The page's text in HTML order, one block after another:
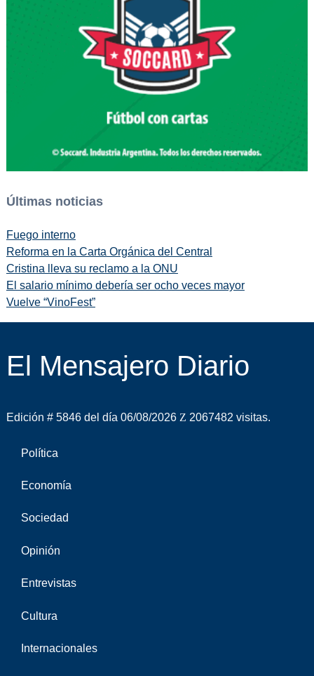
Últimas noticias
Fuego interno
Reforma en la Carta Orgánica del Central
Cristina lleva su reclamo a la ONU
El salario mínimo debería ser ocho veces mayor
Vuelve “VinoFest”
El Mensajero Diario
Edición # 5846 del día 06/08/2026 2067482 visitas.
Política
Economía
Sociedad
Opinión
Entrevistas
Cultura
Internacionales